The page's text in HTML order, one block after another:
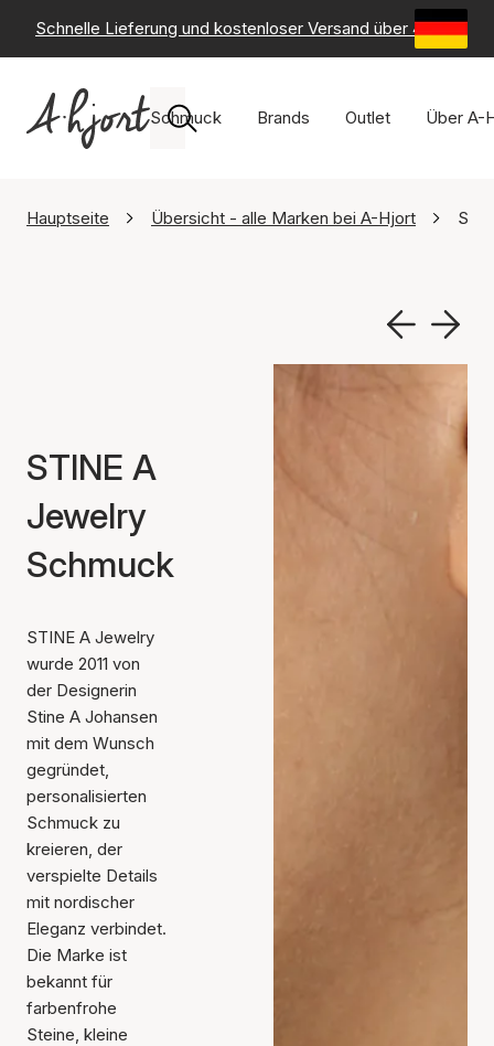
Schnelle Lieferung und kostenloser Versand über 49 € -
Schmuck Brands Outlet Über A-
Hauptseite Übersicht - alle Marken bei A-Hjort
STINE A
Jewelry
Schmuck
STINE A Jewelry
wurde 2011 von
der Designerin
Stine A Johansen
mit dem Wunsch
gegründet,
personalisierten
Schmuck zu
kreieren, der
verspielte Details
mit nordischer
Eleganz verbindet.
Die Marke ist
bekannt für
farbenfrohe
Steine, kleine